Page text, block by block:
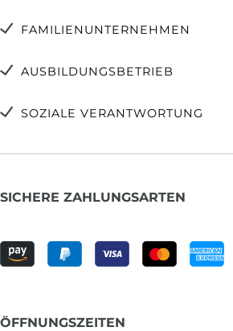
FAMILIENUNTERNEHMEN
AUSBILDUNGSBETRIEB
SOZIALE VERANTWORTUNG
SICHERE ZAHLUNGSARTEN
ÖFFNUNGSZEITEN